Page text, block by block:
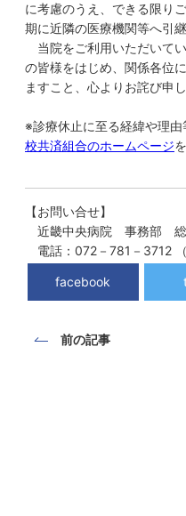
に考慮のうえ、できる限り
期に近隣の医療機関等へ引
当院をご利用いただいて
の皆様をはじめ、関係各位
ますこと、心よりお詫び申し
※診療休止に至る経緯や理由
校共済組合のホームページ
【お問い合せ】
近畿中央病院 事務部 総
電話：072－781－3712 （
facebook
前の記事